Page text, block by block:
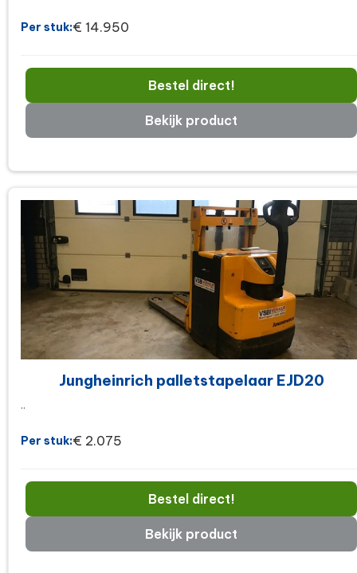
Per stuk:€ 14.950
Bestel direct!
Bekijk product
Jungheinrich palletstapelaar EJD20
..
Per stuk:€ 2.075
Bestel direct!
Bekijk product